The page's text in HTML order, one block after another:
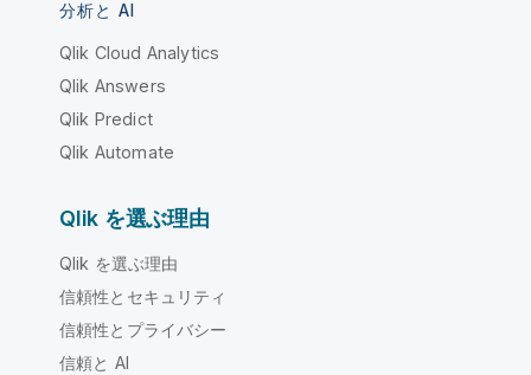
分析と AI
Qlik Cloud Analytics
Qlik Answers
Qlik Predict
Qlik Automate
Qlik を選ぶ理由
Qlik を選ぶ理由
信頼性とセキュリティ
信頼性とプライバシー
信頼と AI